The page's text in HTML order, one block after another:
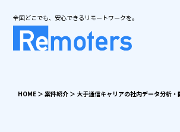
全国どこでも、安心できるリモートワークを。
HOME ＞ 案件紹介 ＞ 大手通信キャリアの社内データ分析・